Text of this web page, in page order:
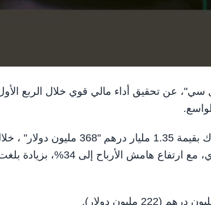
بي إل سي"، عن تحقيق أداء مالي قوي خلال الربع
وسجلت الشركة أرباحاً قبل خصم الفوائد والضرائب والإهلاك والاستهلاك بقيمة 1.35 مليار درهم "368 مليون